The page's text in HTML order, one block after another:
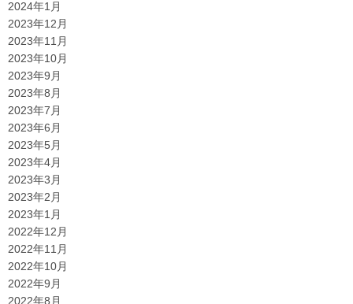
2024年1月
2023年12月
2023年11月
2023年10月
2023年9月
2023年8月
2023年7月
2023年6月
2023年5月
2023年4月
2023年3月
2023年2月
2023年1月
2022年12月
2022年11月
2022年10月
2022年9月
2022年8月